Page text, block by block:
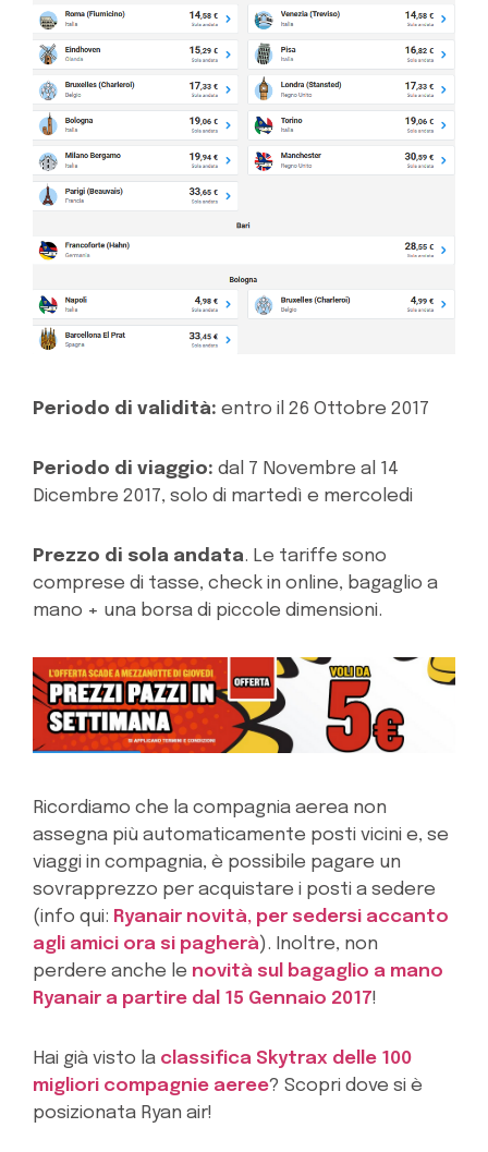
Periodo di validità: entro il 26 Ottobre 2017
Periodo di viaggio: dal 7 Novembre al 14
Dicembre 2017, solo di martedì e mercoledi
Prezzo di sola andata. Le tariffe sono
comprese di tasse, check in online, bagaglio a
mano + una borsa di piccole dimensioni.
Ricordiamo che la compagnia aerea non
assegna più automaticamente posti vicini e, se
viaggi in compagnia, è possibile pagare un
sovrapprezzo per acquistare i posti a sedere
(info qui: Ryanair novità, per sedersi accanto
agli amici ora si pagherà). Inoltre, non
perdere anche le novità sul bagaglio a mano
Ryanair a partire dal 15 Gennaio 2017!
Hai già visto la classifica Skytrax delle 100
migliori compagnie aeree? Scopri dove si è
posizionata Ryan air!